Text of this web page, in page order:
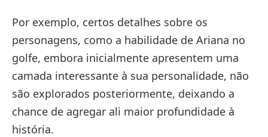
Por exemplo, certos detalhes sobre os
personagens, como a habilidade de Ariana no
golfe, embora inicialmente apresentem uma
camada interessante à sua personalidade, não
são explorados posteriormente, deixando a
chance de agregar ali maior profundidade à
história.